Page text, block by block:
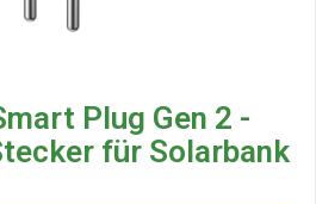
Plug Gen 2 -
für Solarbank